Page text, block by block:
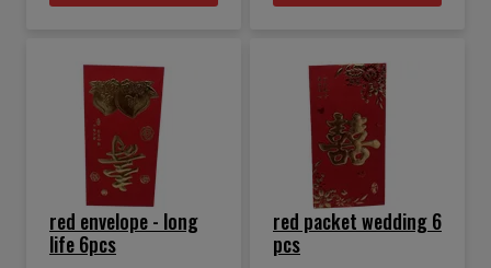
red envelope - long
life 6pcs
red packet wedding 6
pcs